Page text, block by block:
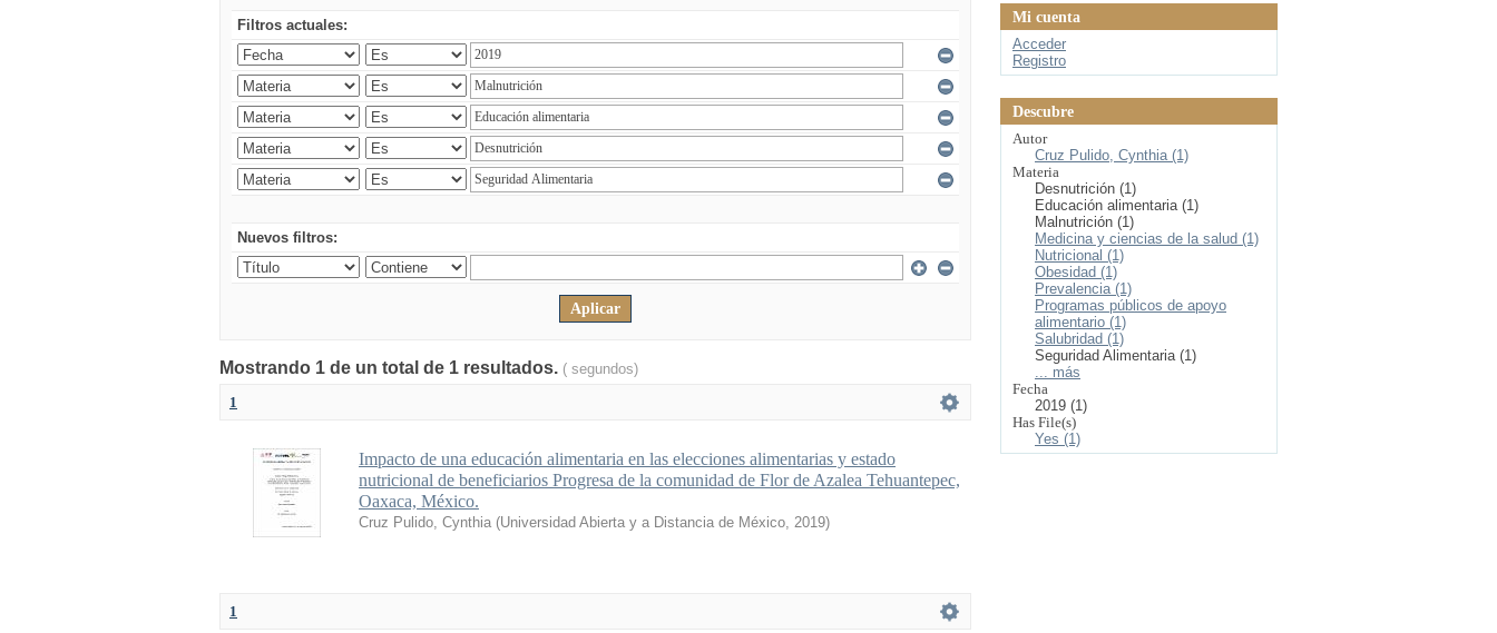
Filtros actuales:
Nuevos filtros:
Mostrando 1 de un total de 1 resultados. ( segundos)
1
Impacto de una educación alimentaria en las elecciones alimentarias y estado
nutricional de beneficiarios Progresa de la comunidad de Flor de Azalea Tehuantepec,
Oaxaca, México.
Cruz Pulido, Cynthia (Universidad Abierta y a Distancia de México, 2019)
1
Mi cuenta
Acceder
Registro
Descubre
Autor
Cruz Pulido, Cynthia (1)
Materia
Desnutrición (1)
Educación alimentaria (1)
Malnutrición (1)
Medicina y ciencias de la salud (1)
Nutricional (1)
Obesidad (1)
Prevalencia (1)
Programas públicos de apoyo
alimentario (1)
Salubridad (1)
Seguridad Alimentaria (1)
... más
Fecha
2019 (1)
Has File(s)
Yes (1)